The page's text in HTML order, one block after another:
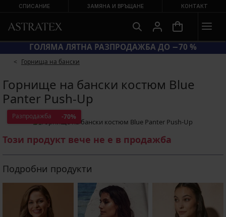
СПИСАНИЕ ЗАМЯНА И ВРЪЩАНЕ КОНТАКТ
SUN20 = ЕКСТРА −20 % НА НАМАЛЕНИ БАНСКИ
Горнища на бански
Горнище на бански костюм Blue
Panter Push-Up
Разпродажба -70%
Този продукт вече не е в продажба
Подробни продукти